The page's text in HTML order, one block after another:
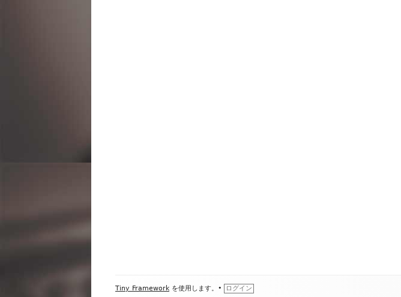
フ
Tiny Framework を使用します。 • ログイン